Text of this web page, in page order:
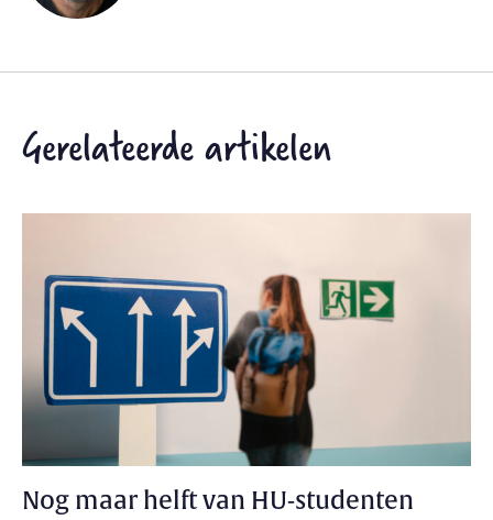
Gerelateerde artikelen
Nog maar helft van HU-studenten